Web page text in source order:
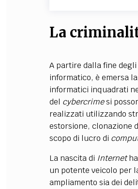
La
A partire dalla fine
informatico, è emersa
informatici inquadrati
del cybercrimesi
realizzati utilizzando
estorsione, clonazione
scopo di lucro di
La nascita di Internetha
un potente veicolo per
ampliamento sia dei